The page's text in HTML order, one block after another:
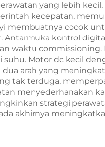
yang lebih
kecepatan,
membuatnya cocok
Antarmuka kontrol
waktu commissioning.
Motor dc kecil
arah yang
tak terduga,
menyederhanakan
strategi
akhirnya